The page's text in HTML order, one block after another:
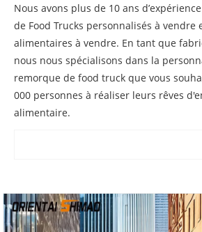
Nous avons plus de 10 ans
de Food Trucks personnalisés à vendre
alimentaires à vendre. En tant que
nous nous spécialisons dans la
remorque de food truck que vous
000 personnes à réaliser leurs rêves
alimentaire.